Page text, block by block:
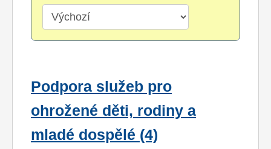
Podpora služeb pro
ohrožené děti, rodiny a
mladé dospělé (4)